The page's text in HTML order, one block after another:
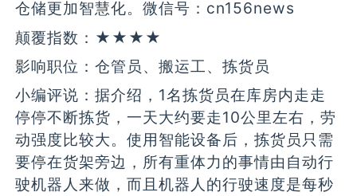
仓储更加智慧化。微信号：cn156news
颠覆指数：★★★★
影响职位：仓管员、搬运工、拣货员
小编评说：据介绍，1名拣货员在库房内走走
停停不断拣货，一天大约要走10公里左右，劳
动强度比较大。使用智能设备后，拣货员只需
要停在货架旁边，所有重体力的事情由自动行
驶机器人来做，而且机器人的行驶速度是每秒